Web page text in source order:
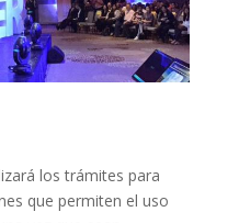
los trámites para
que permiten el uso